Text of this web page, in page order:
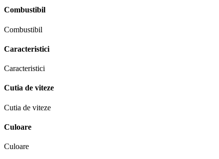
Combustibil
Combustibil
Caracteristici
Caracteristici
Cutia de viteze
Cutia de viteze
Culoare
Culoare